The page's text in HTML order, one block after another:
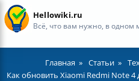
Hellowiki.ru
Всё, что вам нужно, в одном
Главная Статьи
Как обновить Xiaomi Redmi Note